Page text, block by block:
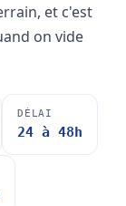
et c'est
on vide
DÉLAI
24 à 48h